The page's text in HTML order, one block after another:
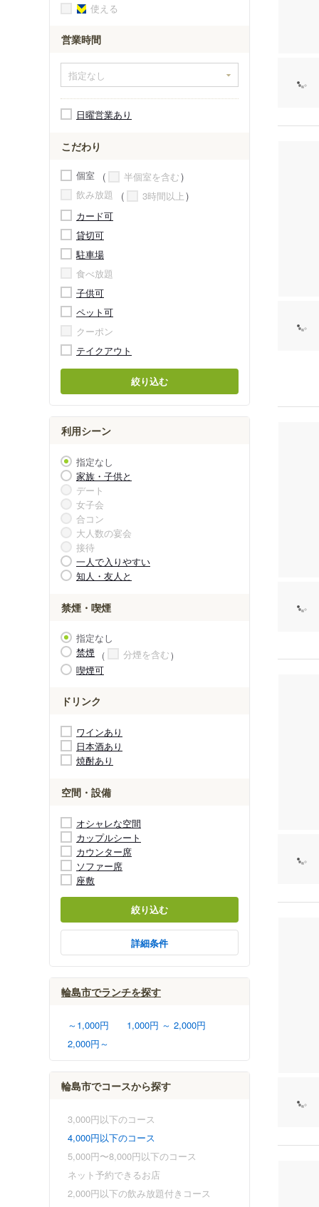
使える
営業時間
日曜営業あり
こだわり
個室
半個室を含む
飲み放題
3時間以上
カード可
貸切可
駐車場
食べ放題
子供可
ペット可
クーポン
テイクアウト
絞り込む
利用シーン
指定なし
家族・子供と
デート
女子会
合コン
大人数の宴会
接待
一人で入りやすい
知人・友人と
禁煙・喫煙
指定なし
禁煙
分煙を含む
喫煙可
ドリンク
ワインあり
日本酒あり
焼酎あり
空間・設備
オシャレな空間
カップルシート
カウンター席
ソファー席
座敷
絞り込む
詳細条件
輪島市でランチを探す
～1,000円
1,000円 ～ 2,000円
2,000円～
輪島市でコースから探す
3,000円以下のコース
4,000円以下のコース
5,000円〜8,000円以下のコース
ネット予約できるお店
2,000円以下の飲み放題付きコース